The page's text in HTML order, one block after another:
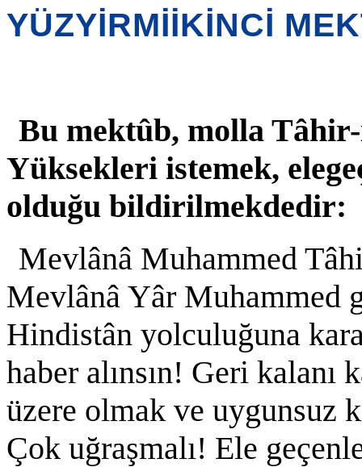
YÜZYİRMİİKİNCİ
Bu mektûb, molla Tâhir-i
Yüksekleri istemek,
olduğu bildirilmekdedir:
Mevlânâ Muhammed
Mevlânâ Yâr Muhammed
Hindistân yolculuğuna
haber alınsın! Geri
üzere olmak ve uygunsuz
Çok uğraşmalı! Ele